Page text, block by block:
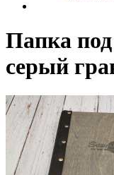
Папка
серый